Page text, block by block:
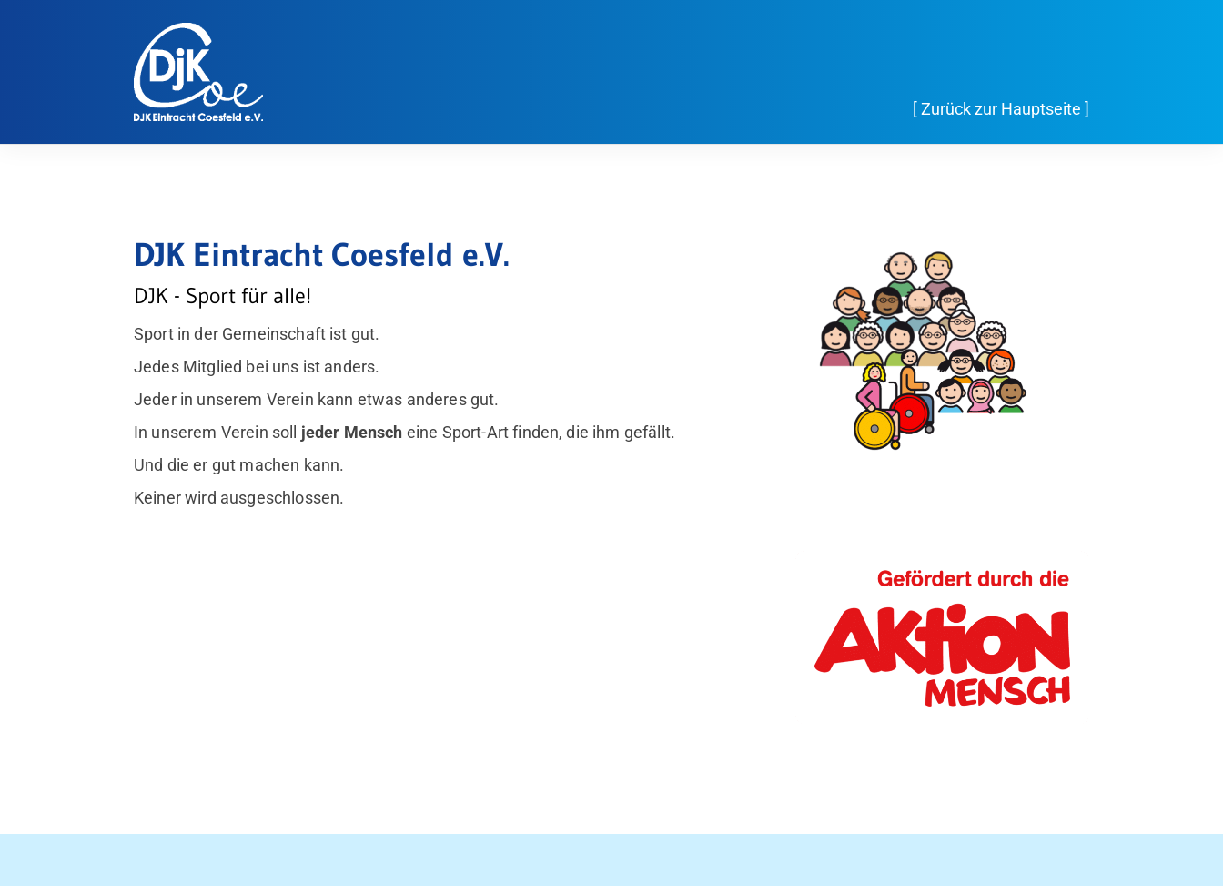
[ Zurück zur Hauptseite ]
DJK Eintracht Coesfeld e.V.
DJK - Sport für alle!
Sport in der Gemeinschaft ist gut.
Jedes Mitglied bei uns ist anders.
Jeder in unserem Verein kann etwas anderes gut.
In unserem Verein soll jeder Mensch eine Sport-Art finden, die ihm gefällt.
Und die er gut machen kann.
Keiner wird ausgeschlossen.